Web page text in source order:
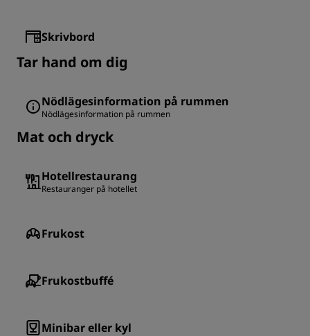
Skrivbord
Tar hand om dig
Nödlägesinformation på rummen
Nödlägesinformation på rummen
Mat och dryck
Hotellrestaurang
Restauranger på hotellet
Frukost
Frukostbuffé
Minibar eller kyl